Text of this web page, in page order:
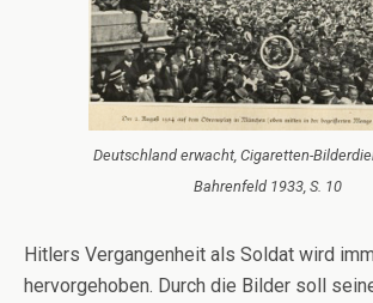
Deutschland erwacht, Cigaretten-
Bahrenfeld 1933, S. 10
Hitlers Vergangenheit als Soldat wird
hervorgehoben. Durch die Bilder soll